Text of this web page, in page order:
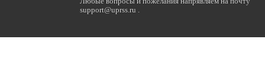
support@uprss.ru .